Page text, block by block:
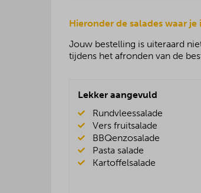
Hieronder de salades waar
Jouw bestelling is uiteraard
tijdens het afronden van de
Lekker aangevuld
Rundvleessalade
Vers fruitsalade
BBQenzosalade
Pasta salade
Kartoffelsalade